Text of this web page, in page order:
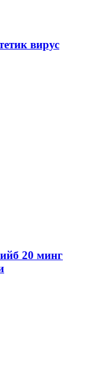
вирус
20 минг